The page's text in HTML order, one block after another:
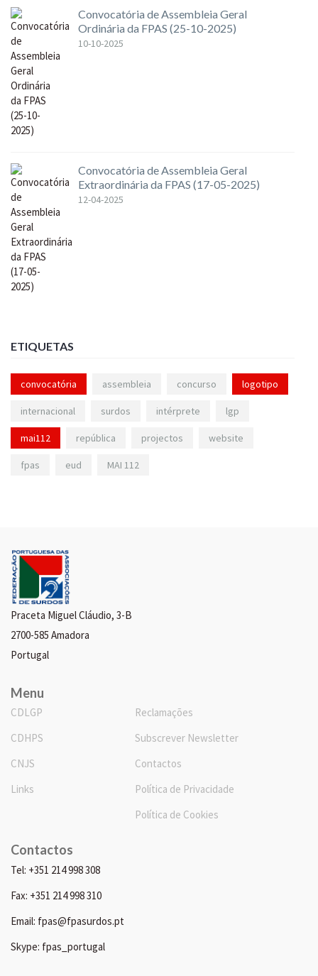
Convocatória de Assembleia Geral
Ordinária da FPAS (25-10-2025)
10-10-2025
Convocatória de Assembleia Geral
Extraordinária da FPAS (17-05-2025)
12-04-2025
ETIQUETAS
convocatória assembleia concurso logotipo
internacional surdos intérprete lgp
mai112 república projectos website
fpas eud MAI 112
Praceta Miguel Cláudio, 3-B
2700-585 Amadora
Portugal
Menu
CDLGP
CDHPS
CNJS
Links
Reclamações
Subscrever Newsletter
Contactos
Política de Privacidade
Política de Cookies
Contactos
Tel: +351 214 998 308
Fax: +351 214 998 310
Email: fpas@fpasurdos.pt
Skype: fpas_portugal